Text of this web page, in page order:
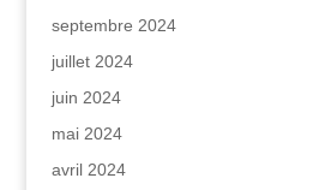
septembre 2024
juillet 2024
juin 2024
mai 2024
avril 2024